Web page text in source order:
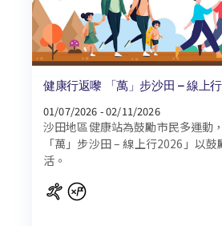
健康行返嚟 「萬」步沙田 – 線上
01/07/2026 - 02/11/2026
沙田地區健康站為鼓勵市民多運動
「萬」步沙田 – 線上行2026」以
活。